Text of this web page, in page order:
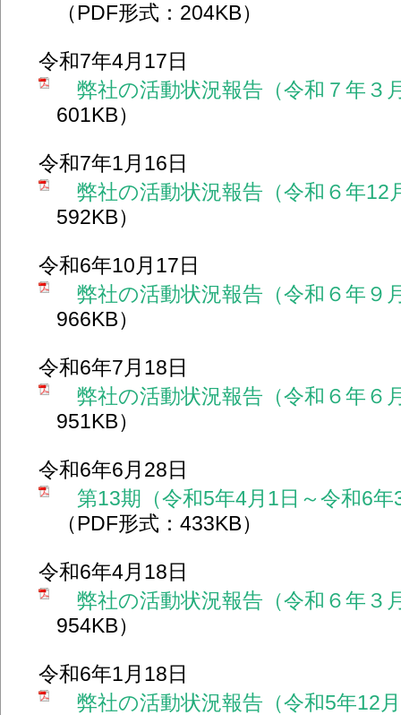
（PDF形式：204KB）
令和7年4月17日
弊社の活動状況報告（令和７年３
601KB）
令和7年1月16日
弊社の活動状況報告（令和６年12
592KB）
令和6年10月17日
弊社の活動状況報告（令和６年９
966KB）
令和6年7月18日
弊社の活動状況報告（令和６年６
951KB）
令和6年6月28日
第13期（令和5年4月1日～令和6
（PDF形式：433KB）
令和6年4月18日
弊社の活動状況報告（令和６年３
954KB）
令和6年1月18日
弊社の活動状況報告（令和5年12